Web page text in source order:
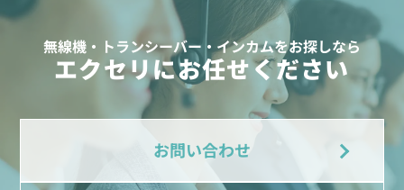
無線機・トランシーバー・インカムをお探しなら
エクセリにお任せください
お問い合わせ